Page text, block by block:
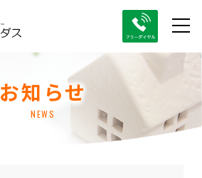
お知らせ
NEWS